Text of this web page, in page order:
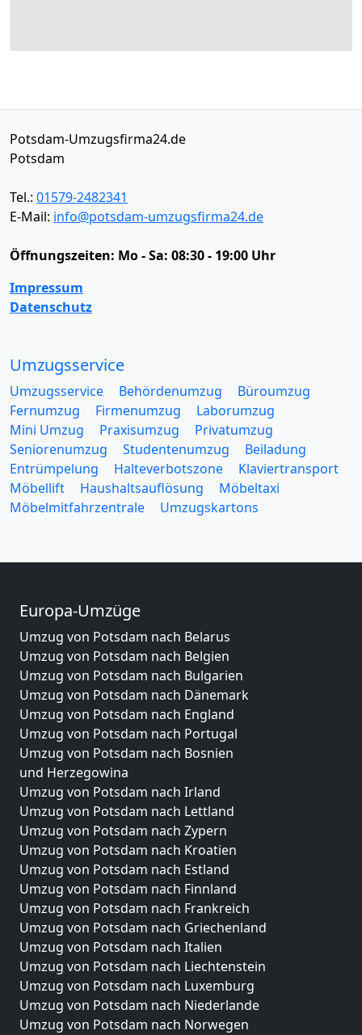
Potsdam-Umzugsfirma24.de
Potsdam
Tel.: 01579-2482341
E-Mail: info@potsdam-umzugsfirma24.de
Öffnungszeiten: Mo - Sa: 08:30 - 19:00 Uhr
Impressum
Datenschutz
Umzugsservice
Umzugsservice Behördenumzug
Büroumzug
Fernumzug
Firmenumzug
Laborumzug
Mini Umzug
Praxisumzug
Privatumzug
Seniorenumzug
Studentenumzug
Beiladung
Entrümpelung
Halteverbotszone
Klaviertransport
Möbellift
Haushaltsauflösung
Möbeltaxi
Möbelmitfahrzentrale
Umzugskartons
Europa-Umzüge
Umzug von Potsdam nach Belarus
Umzug von Potsdam nach Belgien
Umzug von Potsdam nach Bulgarien
Umzug von Potsdam nach Dänemark
Umzug von Potsdam nach England
Umzug von Potsdam nach Portugal
Umzug von Potsdam nach Bosnien
und Herzegowina
Umzug von Potsdam nach Irland
Umzug von Potsdam nach Lettland
Umzug von Potsdam nach Zypern
Umzug von Potsdam nach Kroatien
Umzug von Potsdam nach Estland
Umzug von Potsdam nach Finnland
Umzug von Potsdam nach Frankreich
Umzug von Potsdam nach Griechenland
Umzug von Potsdam nach Italien
Umzug von Potsdam nach Liechtenstein
Umzug von Potsdam nach Luxemburg
Umzug von Potsdam nach Niederlande
Umzug von Potsdam nach Norwegen